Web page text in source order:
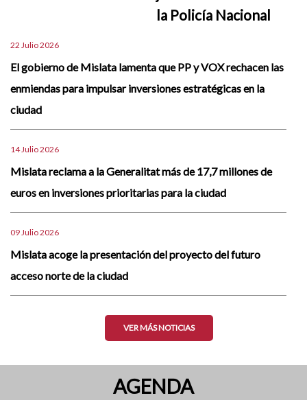
la Policía Nacional
22 Julio 2026
El gobierno de Mislata lamenta que PP y VOX rechacen las
enmiendas para impulsar inversiones estratégicas en la
ciudad
14 Julio 2026
Mislata reclama a la Generalitat más de 17,7 millones de
euros en inversiones prioritarias para la ciudad
09 Julio 2026
Mislata acoge la presentación del proyecto del futuro
acceso norte de la ciudad
VER MÁS NOTICIAS
AGENDA